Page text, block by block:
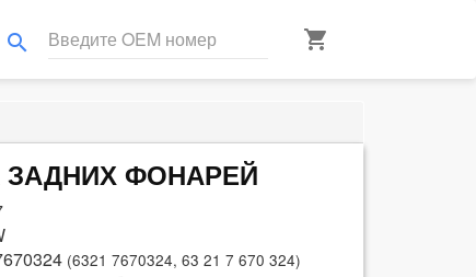
search shopping_cart
ЗАДНИХ ФОНАРЕЙ
(6321 7670324, 63 21 7 670 324)